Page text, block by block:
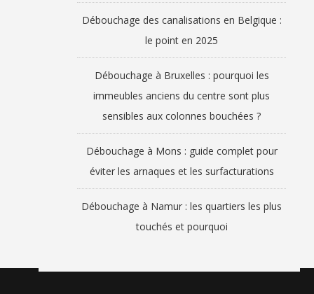
Débouchage des canalisations en Belgique :
le point en 2025
Débouchage à Bruxelles : pourquoi les
immeubles anciens du centre sont plus
sensibles aux colonnes bouchées ?
Débouchage à Mons : guide complet pour
éviter les arnaques et les surfacturations
Débouchage à Namur : les quartiers les plus
touchés et pourquoi